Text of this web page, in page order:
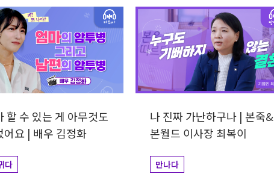
할 수 있는 게 아무것도
어요 | 배우 김정화
다
나 진짜 가난하구나 | 본죽&
본월드 이사장 최복이
만나다